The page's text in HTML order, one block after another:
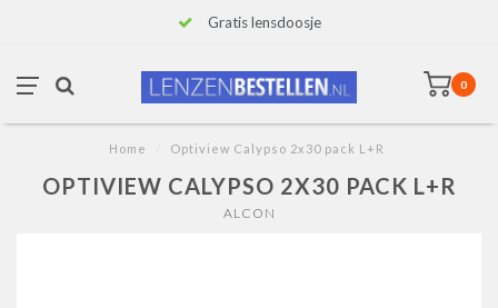
Gratis lensdoosje
0
Home Optiview Calypso 2x30 pack L+R
OPTIVIEW CALYPSO 2X30 PACK L+R
ALCON